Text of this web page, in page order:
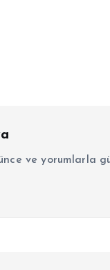
ve yorumlarla